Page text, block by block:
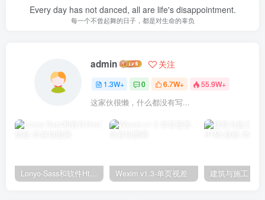
Every day has not danced, all are life's disappointment.
每一个不曾起舞的日子，都是对生命的辜负
admin 关注
1.3W+ 0 6.7W+ 55.9W+
这家伙很懒，什么都没有写...
Lonyo-Sass和软件Html模板 Wexim v1.3-单页视差